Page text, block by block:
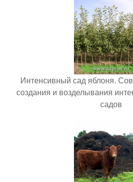
Интенсивный сад яблоня.
создания и возделывания
садов